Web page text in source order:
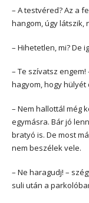
– A testvéred? Az a
hangom, úgy látszik,
– Hihetetlen, mi? De
– Te szívatsz
hagyom, hogy hülyét
– Nem hallottál még
egymásra. Bár jó
bratyó is. De most
nem beszélek vele.
– Ne haragudj! –
suli után a